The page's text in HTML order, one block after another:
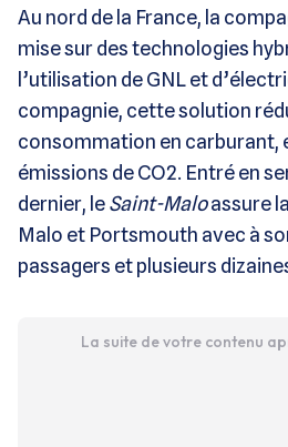
Au nord de la France, la
mise sur des technologies
l’utilisation de GNL et
compagnie, cette solution
consommation en carburant,
émissions de CO2. Entré en
dernier, leSaint-Maloassure
Malo et Portsmouth avec à
passagers et plusieurs
La suite de votre contenu